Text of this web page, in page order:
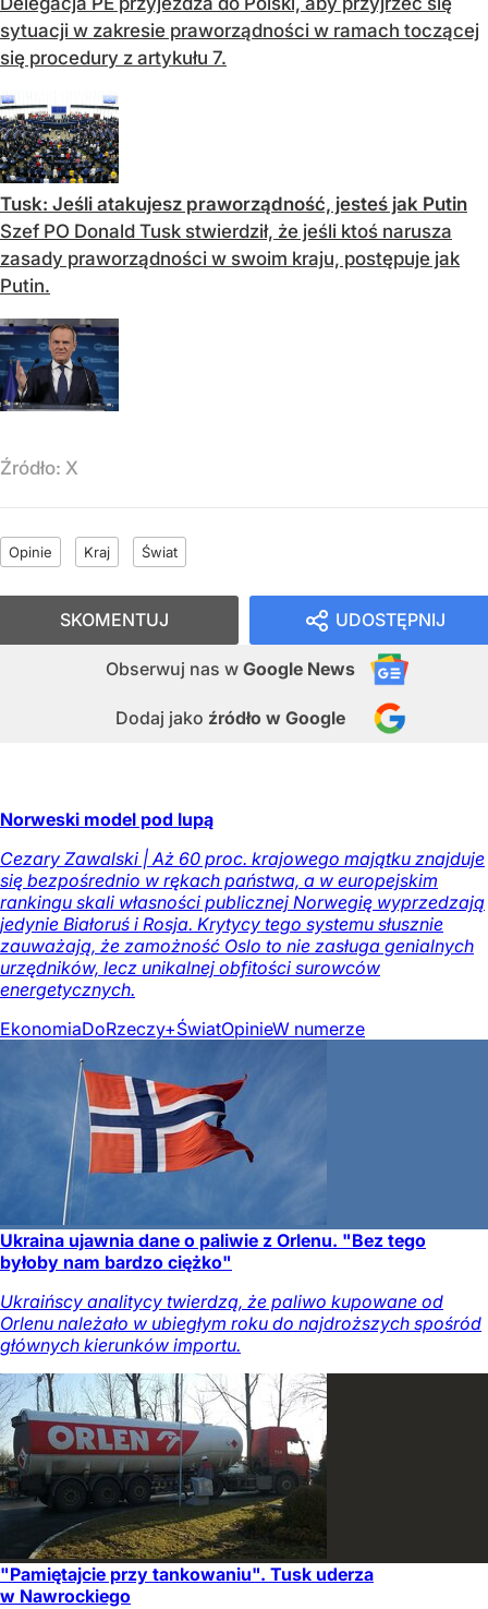
sytuacji w zakresie praworządności w ramach toczącej
się procedury z artykułu 7.
Tusk: Jeśli atakujesz praworządność, jesteś jak Putin
Szef PO Donald Tusk stwierdził, że jeśli ktoś narusza
zasady praworządności w swoim kraju, postępuje jak
Putin.
Źródło: X
Opinie Kraj Świat
UDOSTĘPNIJ
Obserwuj nas w Google News
Dodaj jako źródło w Google
SKOMENTUJ
Norweski model pod lupą
Cezary Zawalski | Aż 60 proc. krajowego majątku znajduje
się bezpośrednio w rękach państwa, a w europejskim
rankingu skali własności publicznej Norwegię wyprzedzają
jedynie Białoruś i Rosja. Krytycy tego systemu słusznie
zauważają, że zamożność Oslo to nie zasługa genialnych
urzędników, lecz unikalnej obfitości surowców
energetycznych.
EkonomiaDoRzeczy+ŚwiatOpinieW numerze
Ukraina ujawnia dane o paliwie z Orlenu. "Bez tego
byłoby nam bardzo ciężko"
Ukraińscy analitycy twierdzą, że paliwo kupowane od
Orlenu należało w ubiegłym roku do najdroższych spośród
głównych kierunków importu.
"Pamiętajcie przy tankowaniu". Tusk uderza
w Nawrockiego